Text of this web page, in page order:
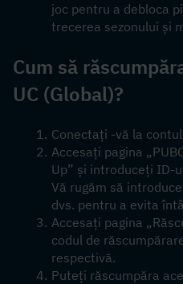
joc pentru a debloca
trecerea sezonului și
Cum să
UC (Global)?
Conectați -vă la
Accesați pagina
Up” și introduceți ID-
Vă rugăm să
dvs. pentru a evita
Accesați pagina
codul de
respectivă.
Puteți răscumpăra